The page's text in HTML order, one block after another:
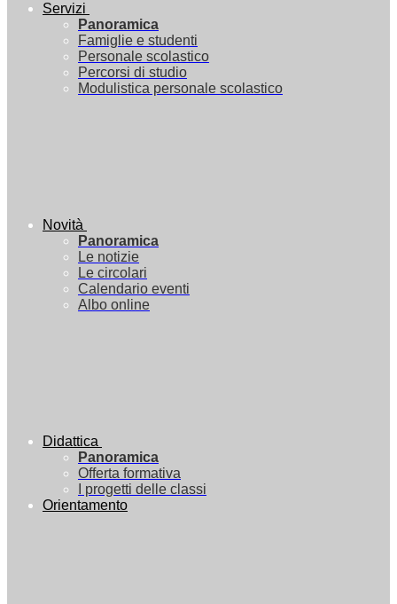
Servizi
Panoramica
Famiglie e studenti
Personale scolastico
Percorsi di studio
Modulistica personale scolastico
Novità
Panoramica
Le notizie
Le circolari
Calendario eventi
Albo online
Didattica
Panoramica
Offerta formativa
I progetti delle classi
Orientamento